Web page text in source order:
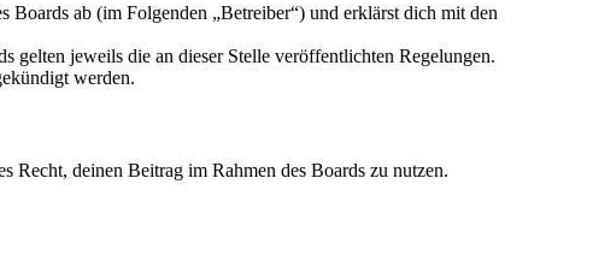
ab (im Folgenden „Betreiber“) und erklärst dich mit den
gelten jeweils die an dieser Stelle veröffentlichten Regelungen.
werden.
Recht, deinen Beitrag im Rahmen des Boards zu nutzen.